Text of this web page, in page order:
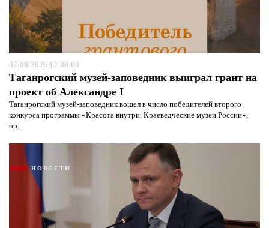
07/08/2026 12:38:00
Таганрогский музей-заповедник выиграл грант на
проект об Александре I
Таганрогский музей-заповедник вошел в число победителей второго
конкурса программы «Красота внутри. Краеведческие музеи России»,
ор...
НОВОСТИ